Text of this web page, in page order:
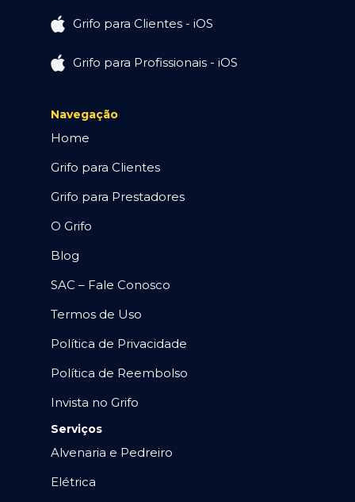
Grifo para Clientes - iOS
Grifo para Profissionais - iOS
Navegação
Home
Grifo para Clientes
Grifo para Prestadores
O Grifo
Blog
SAC – Fale Conosco
Termos de Uso
Política de Privacidade
Política de Reembolso
Invista no Grifo
Serviços
Alvenaria e Pedreiro
Elétrica